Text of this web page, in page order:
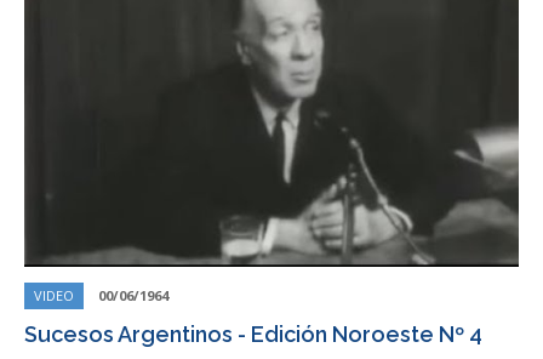
VIDEO 00/06/1964
Sucesos Argentinos - Edición Noroeste Nº 4